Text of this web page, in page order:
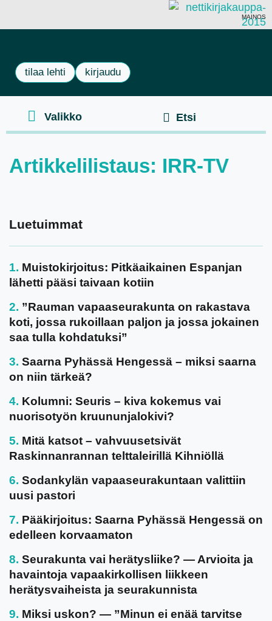
MAINOS
tilaa lehti kirjaudu
Artikkelilistaus: IRR-TV
Luetuimmat
Muistokirjoitus: Pitkäaikainen Espanjan
lähetti pääsi taivaan kotiin
”Rauman vapaaseurakunta on rakastava
koti, jossa rukoillaan paljon ja jossa jokainen
saa tulla kohdatuksi”
Saarna Pyhässä Hengessä – miksi saarna
on niin tärkeä?
Kolumni: Seuris – kiva kokemus vai
nuorisotyön kruununjalokivi?
Mitä katsot – vahvuusetsivät
Raskinnanrannan telttaleirillä Kihniöllä
Sodankylän vapaaseurakuntaan valittiin
uusi pastori
Pääkirjoitus: Saarna Pyhässä Hengessä on
edelleen korvaamaton
Seurakunta vai herätysliike? — Arvioita ja
havaintoja vapaakirkollisen liikkeen
herätysvaiheista ja seurakunnista
Miksi uskon? — ”Minun ei enää tarvitse